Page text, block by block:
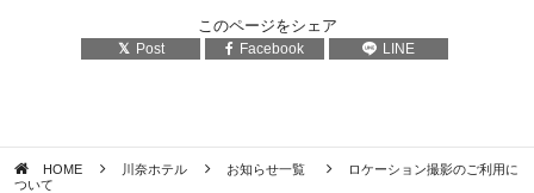
このページをシェア
Post Facebook LINE
HOME 川奈ホテル お知らせ一覧
ロケーション撮影のご利用に
ついて